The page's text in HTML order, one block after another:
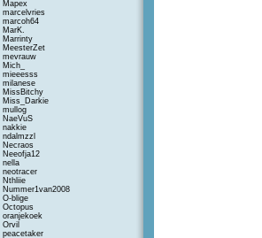
Mapex
marcelvries
marcoh64
MarK.
Marrinty
MeesterZet
mevrauw
Mich_
mieeesss
milanese
MissBitchy
Miss_Darkie
mullog
NaeVuS
nakkie
ndalmzzl
Necraos
Neeofja12
nella
neotracer
Nthliie
Nummer1van2008
O-blige
Octopus
oranjekoek
Orvil
peacetaker